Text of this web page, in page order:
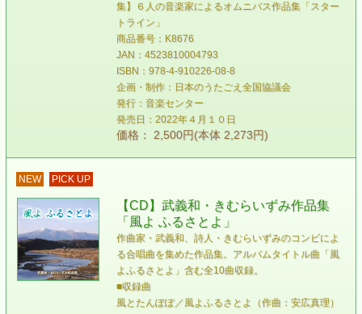
集】６人の音楽家によるオムニバス作品集「スター
トライン」
商品番号：K8676
JAN：4523810004793
ISBN：978-4-910226-08-8
企画・制作：日本のうたごえ全国協議会
発行：音楽センター
発売日：2022年４月１０日
価格： 2,500円(本体 2,273円)
NEW PICK UP
【CD】武義和・きむらいずみ作品集
「風よ ふるさとよ」
作曲家・武義和、詩人・きむらいずみのコンビによ
る合唱曲を集めた作品集。アルバムタイトル曲「風
よふるさとよ」含む全10曲収録。
■収録曲
風とたんぽぽ／風よふるさとよ（作曲：安広真理）